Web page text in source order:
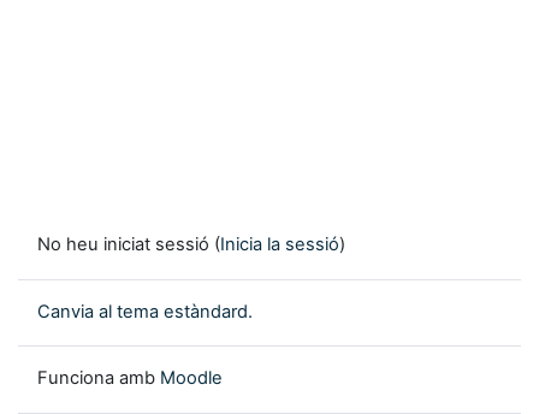
No heu iniciat sessió (Inicia la sessió)
Canvia al tema estàndard.
Funciona amb Moodle